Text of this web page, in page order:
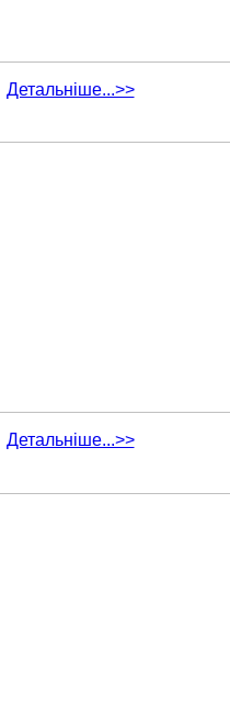
Детальніше...>>
Детальніше...>>